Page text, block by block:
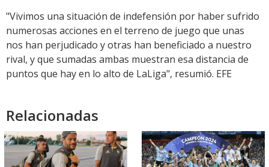
"Vivimos una situación de indefensión por haber sufrido
numerosas acciones en el terreno de juego que unas
nos han perjudicado y otras han beneficiado a nuestro
rival, y que sumadas ambas muestran esa distancia de
puntos que hay en lo alto de LaLiga", resumió. EFE
Relacionadas